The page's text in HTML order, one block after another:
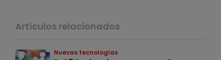
Artículos relacionados
Nuevas tecnologías